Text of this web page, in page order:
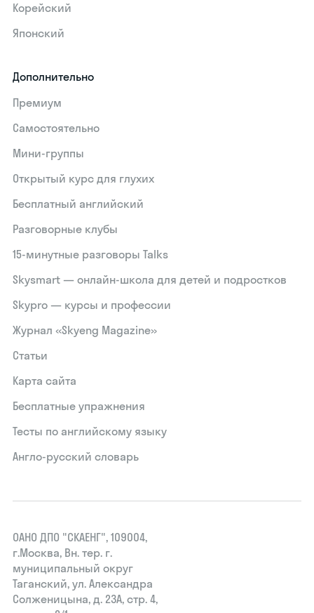
Корейский
Японский
Дополнительно
Премиум
Самостоятельно
Мини-группы
Открытый курс для глухих
Бесплатный английский
Разговорные клубы
15‑минутные разговоры Talks
Skysmart — онлайн-школа для детей и подростков
Skypro — курсы и профессии
Журнал «Skyeng Magazine»
Статьи
Карта сайта
Бесплатные упражнения
Тесты по английскому языку
Англо-русский словарь
ОАНО ДПО "СКАЕНГ", 109004,
г.Москва, Вн. тер. г.
муниципальный округ
Таганский, ул. Александра
Солженицына, д. 23А, стр. 4,